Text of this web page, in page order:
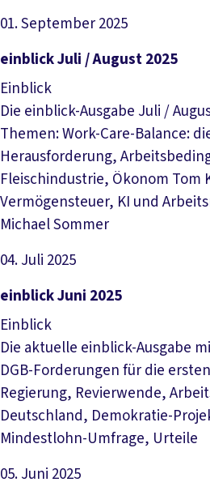
01. September 2025
Datei herunterladen
einblick Juli / August 2025
Einblick
Die einblick-Ausgabe Juli /
Themen: Work-Care-Balance:
Herausforderung,
Fleischindustrie, Ökonom Tom
Vermögensteuer, KI und
Michael Sommer
04. Juli 2025
Datei herunterladen
einblick Juni 2025
Einblick
Die aktuelle einblick-Ausgabe
DGB-Forderungen für die
Regierung, Revierwende,
Deutschland, Demokratie-
Mindestlohn-Umfrage, Urteile
05. Juni 2025